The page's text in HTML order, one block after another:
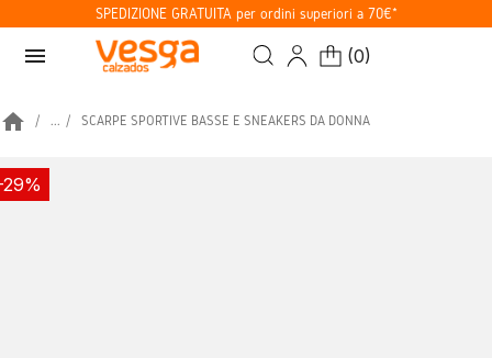
SPEDIZIONE GRATUITA per ordini superiori a 70€*
menu (0)
home ... SCARPE SPORTIVE BASSE E SNEAKERS DA DONNA